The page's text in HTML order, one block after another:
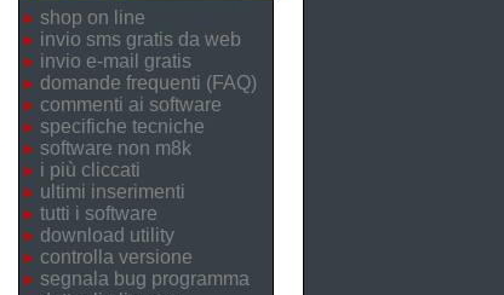
shop on line
invio sms gratis da web
invio e-mail gratis
domande frequenti (FAQ)
commenti ai software
specifiche tecniche
software non m8k
i più cliccati
ultimi inserimenti
tutti i software
download utility
controlla versione
segnala bug programma